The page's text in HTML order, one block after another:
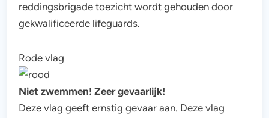
reddingsbrigade toezicht wordt gehouden door
gekwalificeerde lifeguards.
Rode vlag
Niet zwemmen! Zeer gevaarlijk!
Deze vlag geeft ernstig gevaar aan. Deze vlag